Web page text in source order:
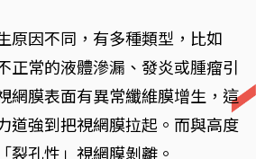
原因不同，有多種類型，比如
正常的液體滲漏、發炎或腫瘤引
網膜表面有異常纖維膜增生，這
道強到把視網膜拉起。而與高度
裂孔性」視網膜剝離。